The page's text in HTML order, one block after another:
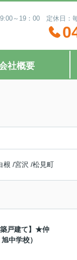
～19：00 定休日：
社概要
根 /宮沢 /松見町
築戸建て】★仲
中学校）